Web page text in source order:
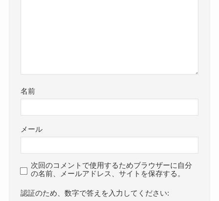
名前
メール
次回のコメントで使用するためブラウザーに自分
の名前、メールアドレス、サイトを保存する。
数字で答えを入力してください: